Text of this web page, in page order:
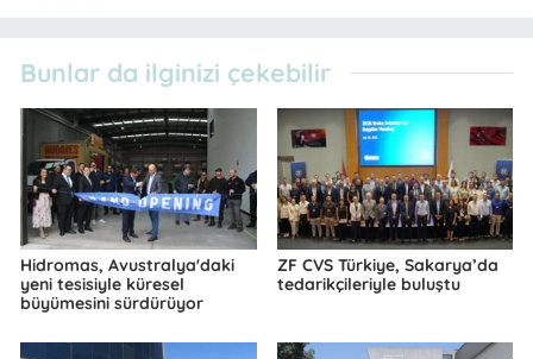
Bunlar da ilginizi çekebilir
Hidromas, Avustralya'daki
yeni tesisiyle küresel
büyümesini sürdürüyor
ZF CVS Türkiye, Sakarya’da
tedarikçileriyle buluştu